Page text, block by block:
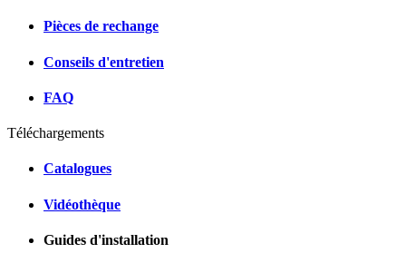
Pièces de rechange
Conseils d'entretien
FAQ
Téléchargements
Catalogues
Vidéothèque
Guides d'installation